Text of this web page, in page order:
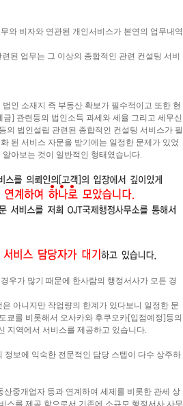
와 비자와 연관된 개인서비스가 본연의 업무내역
된 업무는 그 이상의 종합적인 관련 컨설팅 서비
인 소재지 즉 부동산 확보가 필수적이고 또한 현
] 관련등의 법인소득 과세와 세율 그리고 세무신
의 법인설립 관련된 종합적인 컨설팅 서비스가 필
된 서비스 자문을 받기에는 일정한 문제가 있었
아보는 것이 일반적인 형태였습니다.
우가 많기 때문에 한사람의 행정서사가 모든 경
아니지만 작업량의 한계가 있다보니 일정한 문
쿄를 비롯해서 오사카와 후쿠오카[입점예정]등의
지역에서 서비스를 제공하고 있습니다.
보에 익숙한 전문적인 담당 스텝이 다수 상주하
중개업자 등과 연계하여 세제를 비롯한 관세 상
스를 제공 함으로서 기존에 소규모 행정서사 사무